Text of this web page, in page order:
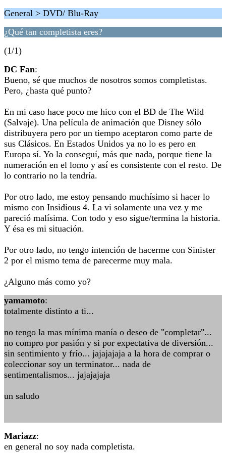
General > DVD/ Blu-Ray
¿Qué tan completista eres?
(1/1)
DC Fan:
Bueno, sé que muchos de nosotros somos completistas.
Pero, ¿hasta qué punto?
En mi caso hace poco me hico con el BD de The Wild
(Salvaje). Una película de animación que Disney sólo
distribuyera pero por un tiempo aceptaron como parte de
sus Clásicos. En Estados Unidos ya no lo es pero en
Europa sí. Yo la conseguí, más que nada, porque tiene la
numeración en el lomo y así es consistente con el resto. De
lo contrario no la tendría.
Por otro lado, me estoy pensando muchísimo si hacer lo
mismo con Insidious 4. La vi solamente una vez y me
pareció malísima. Con todo y eso sigue/termina la historia.
Y ésa es mi situación.
Por otro lado, no tengo intención de hacerme con Sinister
2 por el mismo tema de parecerme muy mala.
¿Alguno más como yo?
yamamoto:
totalmente distinto a ti...
no tengo la mas mínima manía o deseo de "completar"...
no compro por pasión y si por expectativa de diversión...
sin sentimiento y frío... jajajajaja a la hora de comprar o
coleccionar soy un terminator... nada de
sentimentalismos... jajajajaja
un saludo
Mariazz:
en general no soy nada completista.